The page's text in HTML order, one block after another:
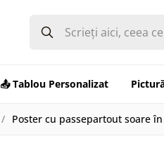
📤 Tablou Personalizat
Poster cu passepartout soare